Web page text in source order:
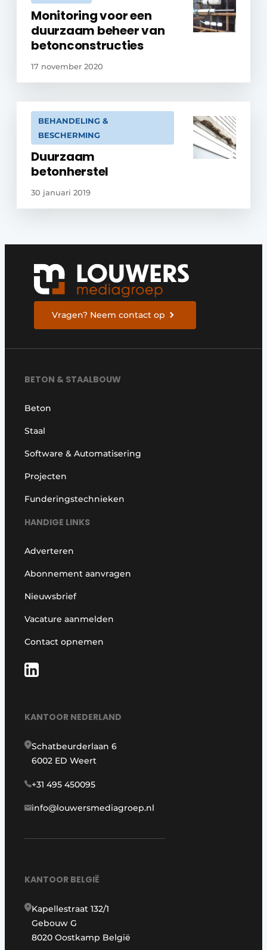
Monitoring voor een
duurzaam beheer van
betonconstructies
17 november 2020
BEHANDELING &
BESCHERMING
Duurzaam
betonherstel
30 januari 2019
Vragen? Neem contact op
BETON & STAALBOUW
Beton
Staal
Software & Automatisering
Projecten
Funderingstechnieken
HANDIGE LINKS
Adverteren
Abonnement aanvragen
Nieuwsbrief
Vacature aanmelden
Contact opnemen
KANTOOR NEDERLAND
Schatbeurderlaan 6
6002 ED Weert
+31 495 450095
info@louwersmediagroep.nl
KANTOOR BELGIË
Kapellestraat 132/1
Gebouw G
8020 Oostkamp België